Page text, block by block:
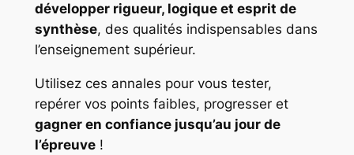
développer rigueur, logique et esprit de
synthèse, des qualités indispensables dans
l’enseignement supérieur.
Utilisez ces annales pour vous tester,
repérer vos points faibles, progresser et
gagner en confiance jusqu’au jour de
l’épreuve!